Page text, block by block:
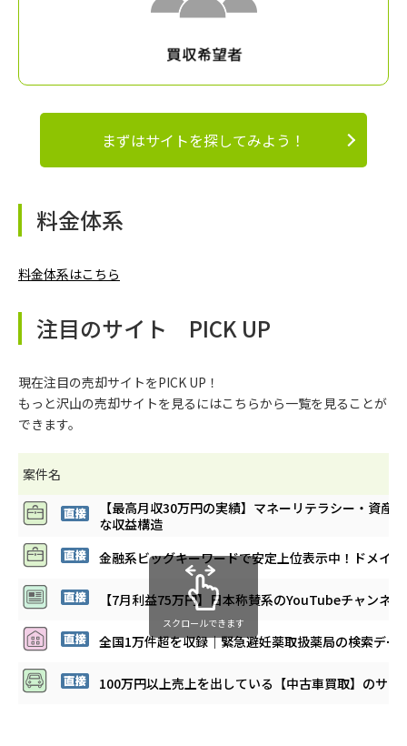
まずはサイトを探してみよう！
料金体系
料金体系はこちら
注目のサイト PICK UP
現在注目の売却サイトをPICK UP！
もっと沢山の売却サイトを見るにはこちらから一覧を見ることが
できます。
案件名
【最高月収30万円の実績】マネーリテラシー・資産
な収益構造
金融系ビッグキーワードで安定上位表示中！ドメイ
【7月利益75万円】日本称賛系のYouTubeチャンネル
全国1万件超を収録｜緊急避妊薬取扱薬局の検索デー
100万円以上売上を出している【中古車買取】のサイ
スクロールできます